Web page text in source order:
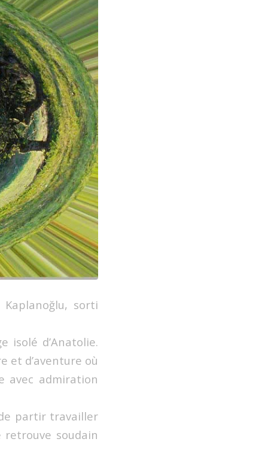
sorti
isolé d’Anatolie.
et d’aventure où
avec admiration
partir travailler
soudain